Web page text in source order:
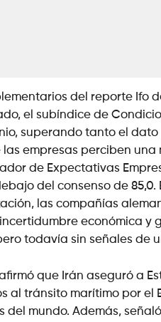
del reporte Ifo
el subíndice de
superando tanto el
empresas perciben
de Expectativas
del consenso de
las compañías
económica
todavía sin señales de
que Irán aseguró a
al tránsito marítimo por el
del mundo. Además,